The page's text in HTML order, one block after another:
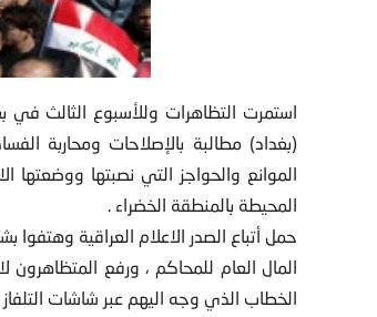
استمرت التظاهرات وللأسبوع الثالث في
(بغداد) مطالبة بالإصلاحات ومحاربة
الموانع والحواجز التي نصبتها ووضعتها
المحيطة بالمنطقة الخضراء .
حمل أتباع الصدر الاعلام العراقية
المال العام للمحاكم ، ورفع
الخطاب الذي وجه اليهم عبر شاشات